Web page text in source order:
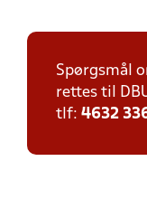
Spørgsmål
rettes til
tlf: 4632